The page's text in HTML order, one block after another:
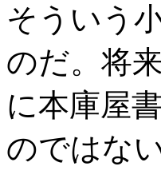
そういう
のだ。将
に本庫屋
のではな